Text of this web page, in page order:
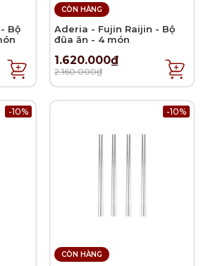
Bộ
CÒN HÀNG
Aderia - Fujin Raijin - Bộ
đũa ăn - 4 món
1.620.000₫
2.160.000₫
-10% -10%
CÒN HÀNG